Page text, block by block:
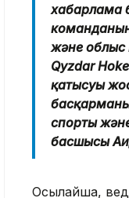
хабарлама
және
Qyzdar
қатысуы
спорты және
басшысы
Осылайша,